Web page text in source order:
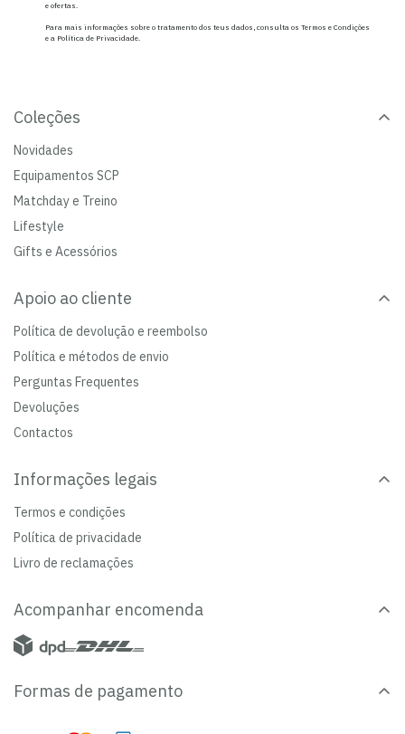
e ofertas.
Para mais informações sobre o tratamento dos teus dados, consulta os Termos e Condições
e a Política de Privacidade.
Coleções
Novidades
Equipamentos SCP
Matchday e Treino
Lifestyle
Gifts e Acessórios
Apoio ao cliente
Política de devolução e reembolso
Política e métodos de envio
Perguntas Frequentes
Devoluções
Contactos
Informações legais
Termos e condições
Política de privacidade
Livro de reclamações
Acompanhar encomenda
Formas de pagamento